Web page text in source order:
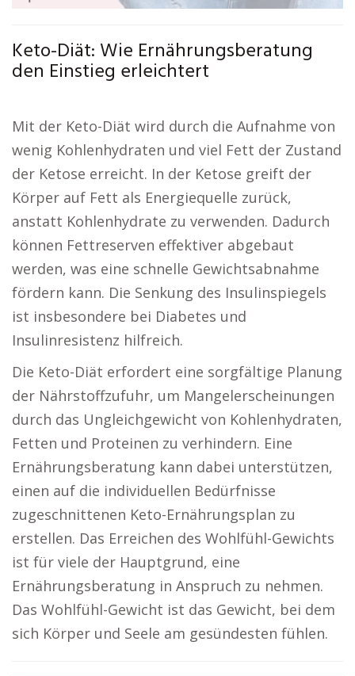
Keto-Diät: Wie Ernährungsberatung
den Einstieg erleichtert
Mit der Keto-Diät wird durch die Aufnahme von
wenig Kohlenhydraten und viel Fett der Zustand
der Ketose erreicht. In der Ketose greift der
Körper auf Fett als Energiequelle zurück,
anstatt Kohlenhydrate zu verwenden. Dadurch
können Fettreserven effektiver abgebaut
werden, was eine schnelle Gewichtsabnahme
fördern kann. Die Senkung des Insulinspiegels
ist insbesondere bei Diabetes und
Insulinresistenz hilfreich.
Die Keto-Diät erfordert eine sorgfältige Planung
der Nährstoffzufuhr, um Mangelerscheinungen
durch das Ungleichgewicht von Kohlenhydraten,
Fetten und Proteinen zu verhindern. Eine
Ernährungsberatung kann dabei unterstützen,
einen auf die individuellen Bedürfnisse
zugeschnittenen Keto-Ernährungsplan zu
erstellen. Das Erreichen des Wohlfühl-Gewichts
ist für viele der Hauptgrund, eine
Ernährungsberatung in Anspruch zu nehmen.
Das Wohlfühl-Gewicht ist das Gewicht, bei dem
sich Körper und Seele am gesündesten fühlen.